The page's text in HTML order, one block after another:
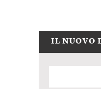
IL NUOVO